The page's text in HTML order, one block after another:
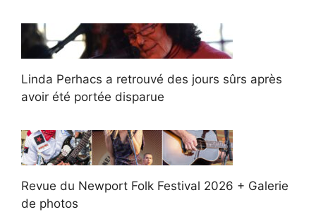
Linda Perhacs a retrouvé des jours sûrs après
avoir été portée disparue
Revue du Newport Folk Festival 2026 + Galerie
de photos